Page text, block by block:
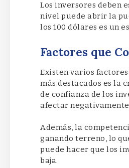
Los inversores deben
nivel puede abrir la
los 100 dólares es un
Factores que
Existen varios
más destacados es la
de confianza de los
afectar negativamente
Además, la
ganando terreno, lo
puede hacer que los
baja.